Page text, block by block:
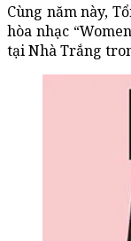
Cùng năm này,
hòa nhạc
tại Nhà Trắng